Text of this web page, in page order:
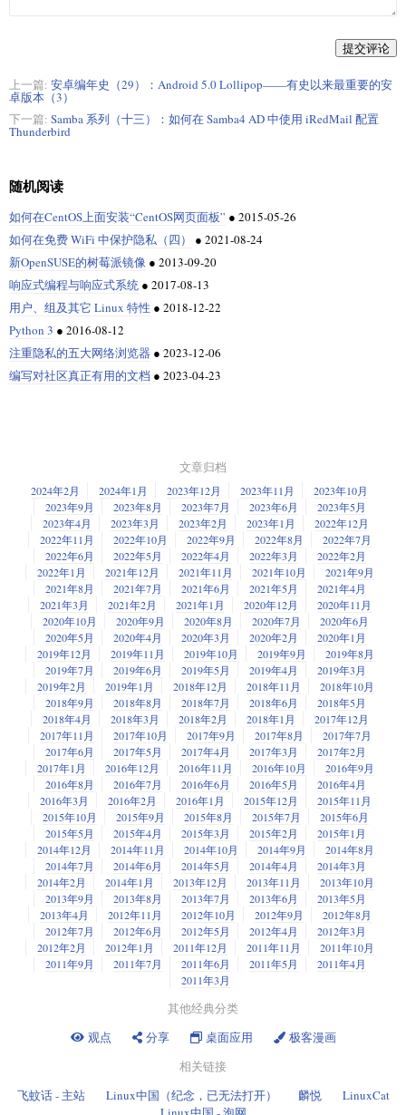
提交评论
上一篇: 安卓编年史（29）：Android 5.0 Lollipop——有史以来最重要的安
卓版本（3）
下一篇: Samba 系列（十三）：如何在 Samba4 AD 中使用 iRedMail 配置
Thunderbird
随机阅读
如何在CentOS上面安装“CentOS网页面板” ● 2015-05-26
如何在免费 WiFi 中保护隐私（四）
● 2021-08-24
新OpenSUSE的树莓派镜像 ● 2013-09-20
响应式编程与响应式系统 ● 2017-08-13
用户、组及其它 Linux 特性 ● 2018-12-22
Python 3 ● 2016-08-12
注重隐私的五大网络浏览器 ● 2023-12-06
编写对社区真正有用的文档 ● 2023-04-23
文章归档
2024年2月 2024年1月 2023年12月 2023年11月
2023年10月
2023年9月
2023年8月 2023年7月 2023年6月
2023年5月
2023年4月
2023年3月 2023年2月 2023年1月
2022年12月
2022年11月
2022年10月 2022年9月 2022年8月
2022年7月
2022年6月
2022年5月 2022年4月 2022年3月
2022年2月
2022年1月
2021年12月 2021年11月 2021年10月
2021年9月
2021年8月
2021年7月 2021年6月 2021年5月
2021年4月
2021年3月
2021年2月 2021年1月 2020年12月
2020年11月
2020年10月
2020年9月 2020年8月 2020年7月
2020年6月
2020年5月
2020年4月 2020年3月 2020年2月
2020年1月
2019年12月
2019年11月 2019年10月 2019年9月
2019年8月
2019年7月
2019年6月 2019年5月 2019年4月
2019年3月
2019年2月
2019年1月 2018年12月 2018年11月
2018年10月
2018年9月
2018年8月 2018年7月 2018年6月
2018年5月
2018年4月
2018年3月 2018年2月 2018年1月
2017年12月
2017年11月
2017年10月 2017年9月 2017年8月
2017年7月
2017年6月
2017年5月 2017年4月 2017年3月
2017年2月
2017年1月
2016年12月 2016年11月 2016年10月
2016年9月
2016年8月
2016年7月 2016年6月 2016年5月
2016年4月
2016年3月
2016年2月 2016年1月 2015年12月
2015年11月
2015年10月
2015年9月 2015年8月 2015年7月
2015年6月
2015年5月
2015年4月 2015年3月 2015年2月
2015年1月
2014年12月
2014年11月 2014年10月 2014年9月
2014年8月
2014年7月
2014年6月 2014年5月 2014年4月
2014年3月
2014年2月
2014年1月 2013年12月 2013年11月
2013年10月
2013年9月
2013年8月 2013年7月 2013年6月
2013年5月
2013年4月
2012年11月 2012年10月 2012年9月
2012年8月
2012年7月
2012年6月 2012年5月 2012年4月
2012年3月
2012年2月
2012年1月 2011年12月 2011年11月
2011年10月
2011年9月
2011年7月 2011年6月 2011年5月
2011年4月
2011年3月
其他经典分类
观点
分享 桌面应用
极客漫画
相关链接
飞蚊话 - 主站
Linux中国（纪念，已无法打开） 麟悦
LinuxCat